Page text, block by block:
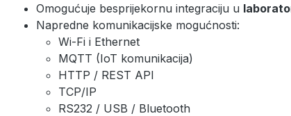
Omogućuje besprijekornu integraciju u
Napredne komunikacijske mogućnosti:
Wi-Fi i Ethernet
MQTT (IoT komunikacija)
HTTP / REST API
TCP/IP
RS232 / USB / Bluetooth